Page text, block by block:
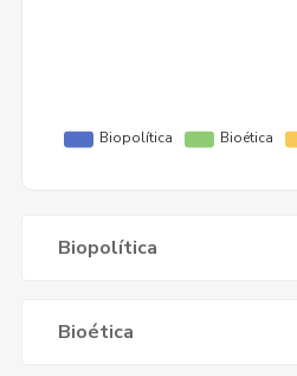
Biopolítica
Bioética